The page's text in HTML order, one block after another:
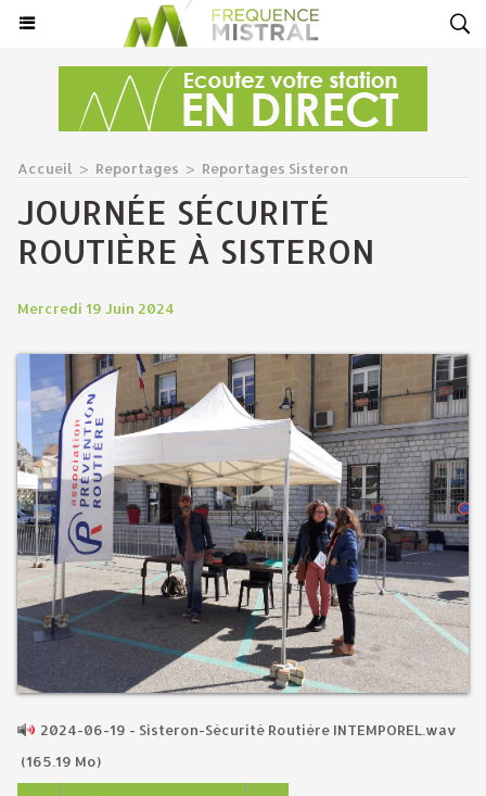
Accueil > Reportages > Reportages Sisteron
JOURNÉE SÉCURITÉ
ROUTIÈRE À SISTERON
Mercredi 19 Juin 2024
2024-06-19 - Sisteron-Sécurité Routière INTEMPOREL.wav
(165.19 Mo)